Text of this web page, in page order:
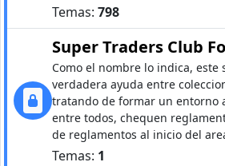
Temas: 798
Super Traders Club
Como el nombre lo indica, este
verdadera ayuda entre
tratando de formar un entorno
entre todos, chequen
de reglamentos al inicio del
Temas: 1